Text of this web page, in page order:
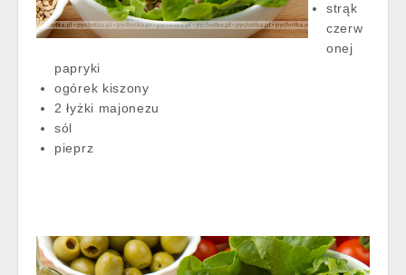
strąk
czerw
onej
papryki
ogórek kiszony
2 łyżki majonezu
sól
pieprz